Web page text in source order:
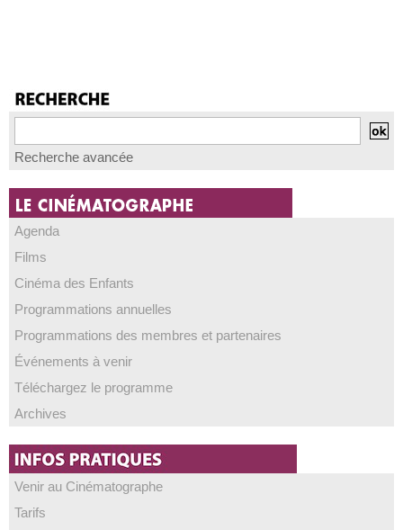
Recherche avancée
Agenda
Films
Cinéma des Enfants
Programmations annuelles
Programmations des membres et partenaires
Événements à venir
Téléchargez le programme
Archives
Venir au Cinématographe
Tarifs